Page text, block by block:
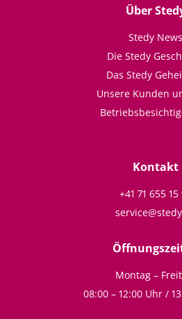
Über
Stedy News
Die Stedy
Das Stedy
Unsere Kunden
Kontakt
+41 71 655 15
Montag –
08:00 – 12:00 Uhr /